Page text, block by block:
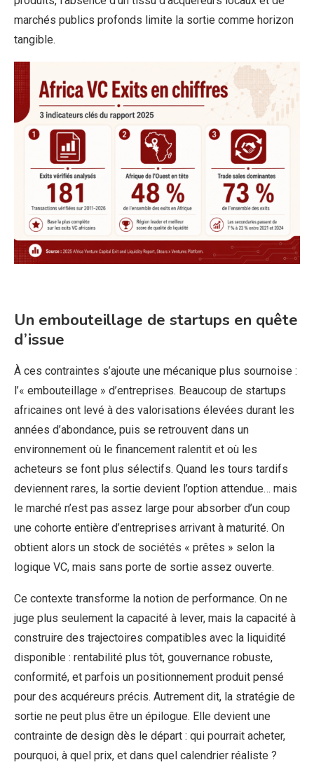
marchés publics profonds limite la sortie comme horizon
tangible.
Un embouteillage de startups en quête
d’issue
À ces contraintes s’ajoute une mécanique plus sournoise :
l’« embouteillage » d’entreprises. Beaucoup de startups
africaines ont levé à des valorisations élevées durant les
années d’abondance, puis se retrouvent dans un
environnement où le financement ralentit et où les
acheteurs se font plus sélectifs. Quand les tours tardifs
deviennent rares, la sortie devient l’option attendue… mais
le marché n’est pas assez large pour absorber d’un coup
une cohorte entière d’entreprises arrivant à maturité. On
obtient alors un stock de sociétés « prêtes » selon la
logique VC, mais sans porte de sortie assez ouverte.
Ce contexte transforme la notion de performance. On ne
juge plus seulement la capacité à lever, mais la capacité à
construire des trajectoires compatibles avec la liquidité
disponible : rentabilité plus tôt, gouvernance robuste,
conformité, et parfois un positionnement produit pensé
pour des acquéreurs précis. Autrement dit, la stratégie de
sortie ne peut plus être un épilogue. Elle devient une
contrainte de design dès le départ : qui pourrait acheter,
pourquoi, à quel prix, et dans quel calendrier réaliste ?